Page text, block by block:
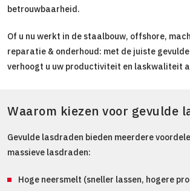
betrouwbaarheid.
Of u nu werkt in de staalbouw, offshore,
reparatie & onderhoud: met de juiste
verhoogt u uw productiviteit en laskwaliteit
Waarom kiezen voor gevulde
Gevulde lasdraden bieden meerdere
massieve lasdraden:
Hoge neersmelt (sneller lassen, hogere